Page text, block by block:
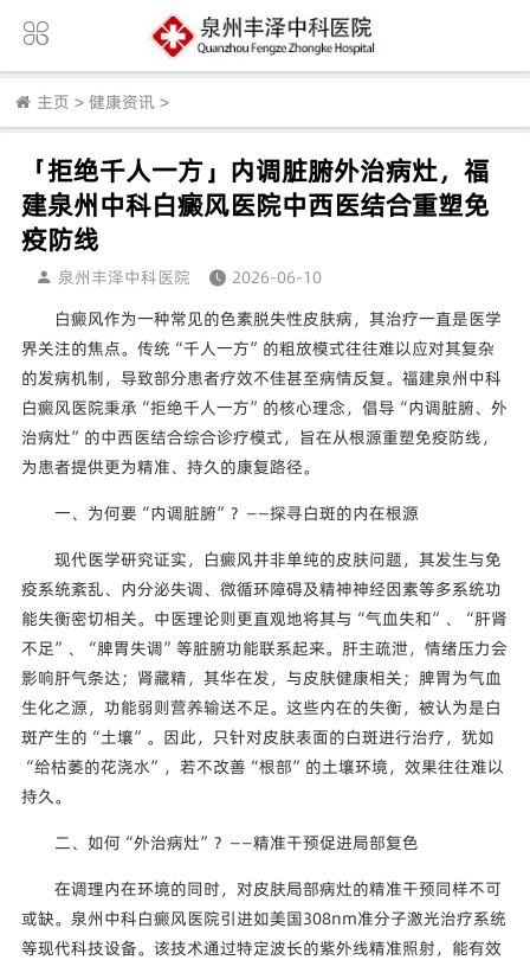
主页 > 健康资讯 >
「拒绝千人一方」内调脏腑外治病灶，福
建泉州中科白癜风医院中西医结合重塑免
疫防线
泉州丰泽中科医院
2026-06-10
白癜风作为一种常见的色素脱失性皮肤病，其治疗一直是医学
界关注的焦点。传统“千人一方”的粗放模式往往难以应对其复杂
的发病机制，导致部分患者疗效不佳甚至病情反复。福建泉州中科
白癜风医院秉承“拒绝千人一方”的核心理念，倡导“内调脏腑、外
治病灶”的中西医结合综合诊疗模式，旨在从根源重塑免疫防线，
为患者提供更为精准、持久的康复路径。
一、为何要“内调脏腑”？——探寻白斑的内在根源
现代医学研究证实，白癜风并非单纯的皮肤问题，其发生与免
疫系统紊乱、内分泌失调、微循环障碍及精神神经因素等多系统功
能失衡密切相关。中医理论则更直观地将其与“气血失和”、“肝肾
不足”、“脾胃失调”等脏腑功能联系起来。肝主疏泄，情绪压力会
影响肝气条达；肾藏精，其华在发，与皮肤健康相关；脾胃为气血
生化之源，功能弱则营养输送不足。这些内在的失衡，被认为是白
斑产生的“土壤”。因此，只针对皮肤表面的白斑进行治疗，犹如
“给枯萎的花浇水”，若不改善“根部”的土壤环境，效果往往难以
持久。
二、如何“外治病灶”？——精准干预促进局部复色
在调理内在环境的同时，对皮肤局部病灶的精准干预同样不可
或缺。泉州中科白癜风医院引进如美国308nm准分子激光治疗系统
等现代科技设备。该技术通过特定波长的紫外线精准照射，能有效